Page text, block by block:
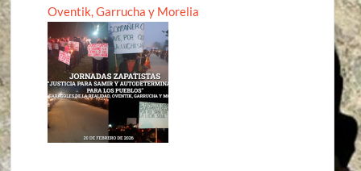
Oventik, Garrucha y Morelia